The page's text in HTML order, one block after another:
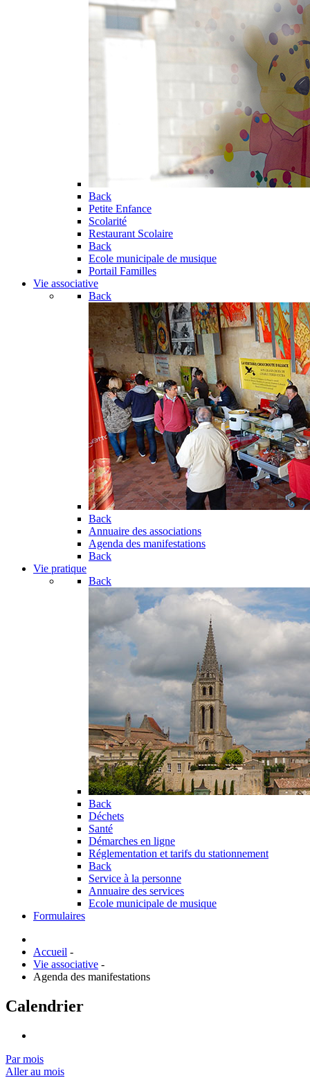
Back
Petite Enfance
Scolarité
Restaurant Scolaire
Back
Ecole municipale de musique
Portail Familles
Vie associative
Back
Back
Annuaire des associations
Agenda des manifestations
Back
Vie pratique
Back
Back
Déchets
Santé
Démarches en ligne
Réglementation et tarifs du stationnement
Back
Service à la personne
Annuaire des services
Ecole municipale de musique
Formulaires
Accueil -
Vie associative -
Agenda des manifestations
Calendrier
Par mois
Aller au mois